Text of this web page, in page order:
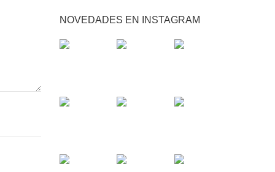
NOVEDADES EN INSTAGRAM